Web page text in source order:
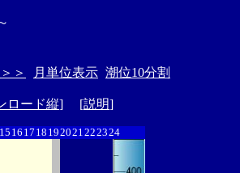
＞＞ 月単位表示 潮位10分割
ロード縦] [説明]
15 16 17 18 192021222324